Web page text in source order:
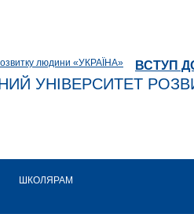
ВСТУП
УНІВЕРСИТЕТ
ШКОЛЯРАМ